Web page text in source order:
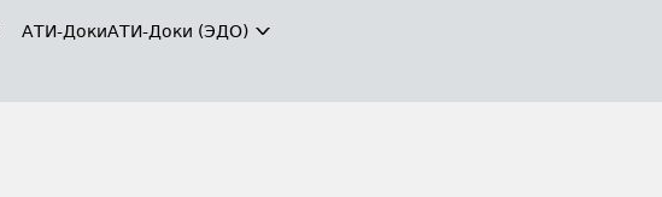
АТИ-ДокиАТИ-Доки (ЭДО)